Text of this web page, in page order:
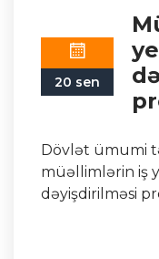
20 sen
Dövlət ümumi
müəllimlərin iş
dəyişdirilməsi